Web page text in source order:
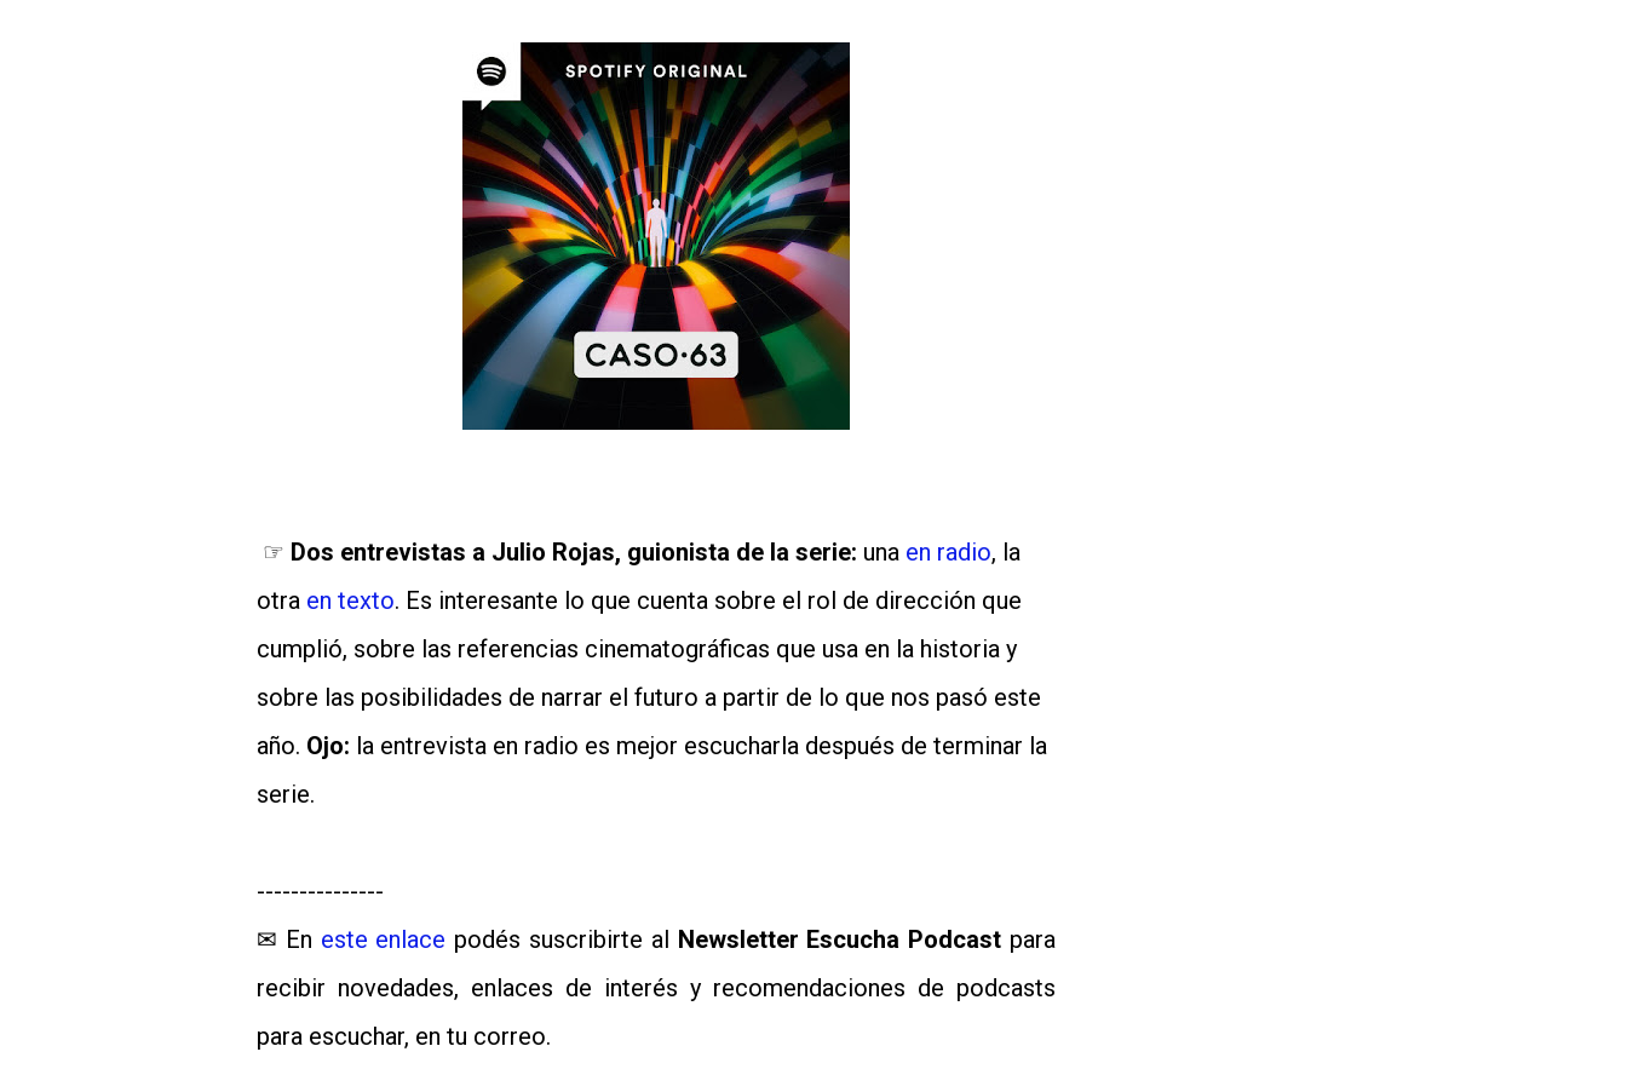
☞ Dos entrevistas a Julio Rojas, guionista de la serie: una en radio, la
otra en texto. Es interesante lo que cuenta sobre el rol de dirección que
cumplió, sobre las referencias cinematográficas que usa en la historia y
sobre las posibilidades de narrar el futuro a partir de lo que nos pasó este
año. Ojo: la entrevista en radio es mejor escucharla después de terminar la
serie.
---------------
✉ En este enlace podés suscribirte al Newsletter Escucha Podcast para
recibir novedades, enlaces de interés y recomendaciones de podcasts
para escuchar, en tu correo.